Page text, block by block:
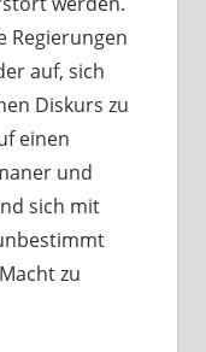
Regierungen
auf, sich
Diskurs zu
einen
und
sich mit
zu